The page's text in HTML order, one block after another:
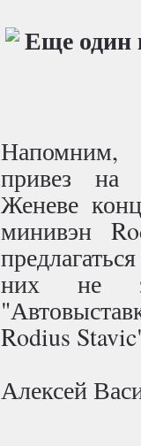
Напомним,
привез на
Женеве
минивэн
них не
Rodius
Алексей